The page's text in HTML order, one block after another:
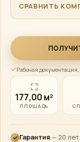
СРАВНИТЬ
Рабочая
177,00 м²
ПЛОЩАДЬ
Гарантия — 20
Алексей ·